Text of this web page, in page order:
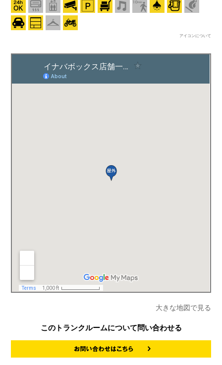
アイコンについて
大きな地図で見る
このトランクルームについて問い合わせる